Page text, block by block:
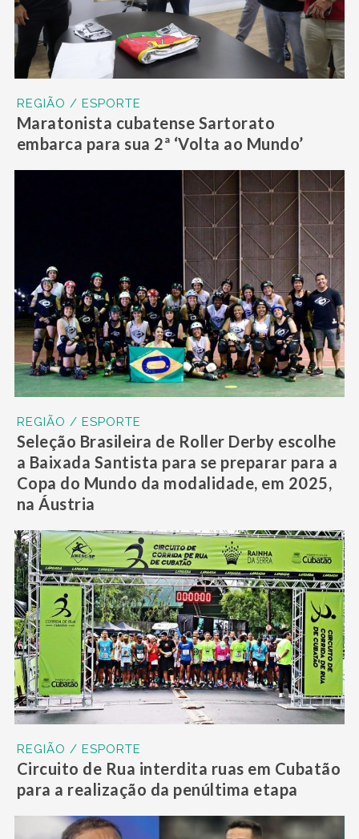
REGIÃO / ESPORTE
Maratonista cubatense Sartorato
embarca para sua 2ª ‘Volta ao Mundo’
REGIÃO / ESPORTE
Seleção Brasileira de Roller Derby escolhe
a Baixada Santista para se preparar para a
Copa do Mundo da modalidade, em 2025,
na Áustria
REGIÃO / ESPORTE
Circuito de Rua interdita ruas em Cubatão
para a realização da penúltima etapa